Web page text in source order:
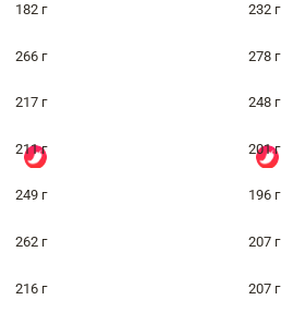
182 г 232 г
266 г 278 г
217 г 248 г
211 г 201 г
249 г 196 г
262 г 207 г
216 г 207 г